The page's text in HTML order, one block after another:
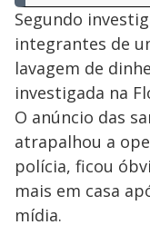
Segundo
integrantes de
lavagem de
investigada na
O anúncio das
atrapalhou a
polícia, ficou
mais em casa
mídia.